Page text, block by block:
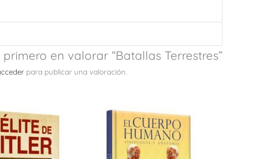
primero en valorar “Batallas Terrestres”
para publicar una valoración.